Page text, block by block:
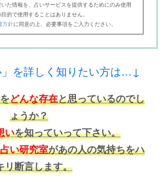
た情報を、占いサービスを提供するためにのみ使用
的で使用することはありません。
方針に同意の上、必要事項をご入力ください。
を詳しく知りたい方は…↓
どんな存在と思っているのでし
ょうか？
いを知っていって下さい。
い研究室があの人の気持ちをハ
リ断言します。